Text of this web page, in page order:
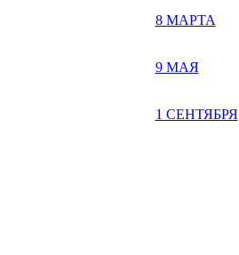
8 МАРТА
9 МАЯ
1 СЕНТЯБРЯ